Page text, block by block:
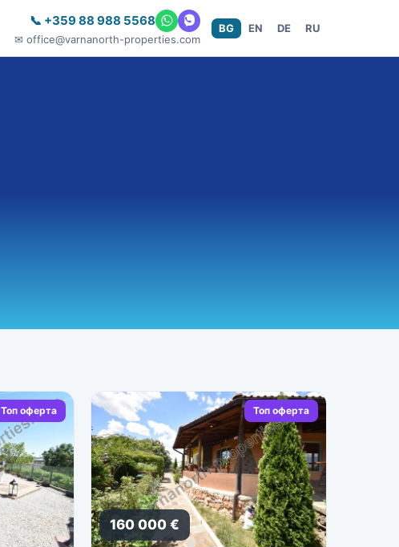
BG EN DE RU
📞 +359 88 988 5568
✉ office@varnanorth-properties.com
Топ оферта Топ оферта
160 000 €